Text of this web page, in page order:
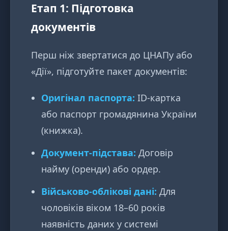
Етап 1: Підготовка
документів
Перш ніж звертатися до ЦНАПу або
«Дії», підготуйте пакет документів:
Оригінал паспорта: ID-картка
або паспорт громадянина України
(книжка).
Документ-підстава: Договір
найму (оренди) або ордер.
Військово-облікові дані: Для
чоловіків віком 18–60 років
наявність даних у системі